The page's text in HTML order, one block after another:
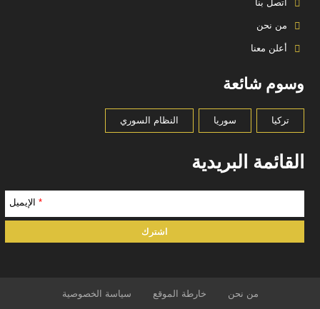
اتصل بنا
من نحن
أعلن معنا
وسوم شائعة
تركيا سوريا النظام السوري
القائمة البريدية
* الإيميل
من نحن خارطة الموقع سياسة الخصوصية